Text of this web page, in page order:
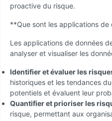
proactive du risque.
**Que sont les applications de
Les applications de données
analyser et visualiser les
Identifier et évaluer les
historiques et les tendances
potentiels et évaluent leur
Quantifier et prioriser les
risque, permettant aux